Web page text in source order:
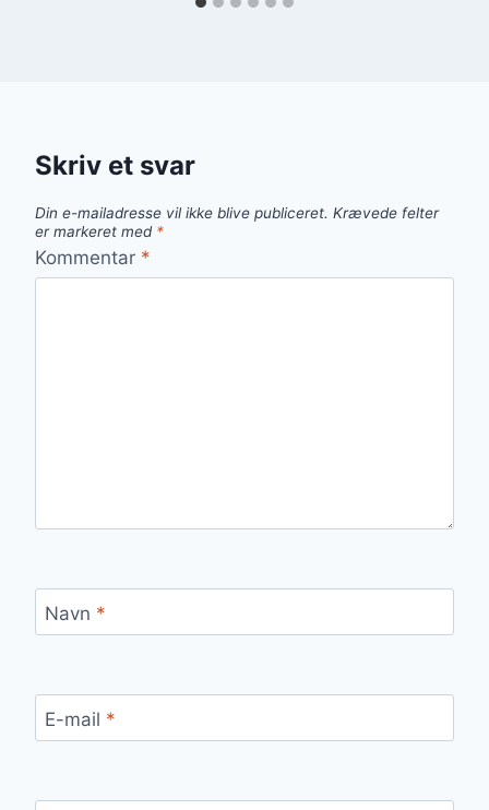
Skriv et svar
Din e-mailadresse vil ikke blive publiceret. Krævede felter
er markeret med *
Kommentar *
Navn *
E-mail *